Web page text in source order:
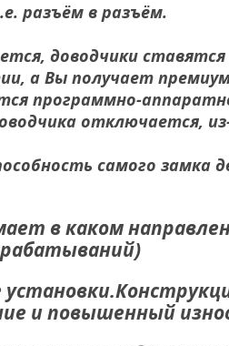
разъём в разъём.
доводчики
а Вы получает
программно-
отключается,
самого замка
в каком
и повышенный